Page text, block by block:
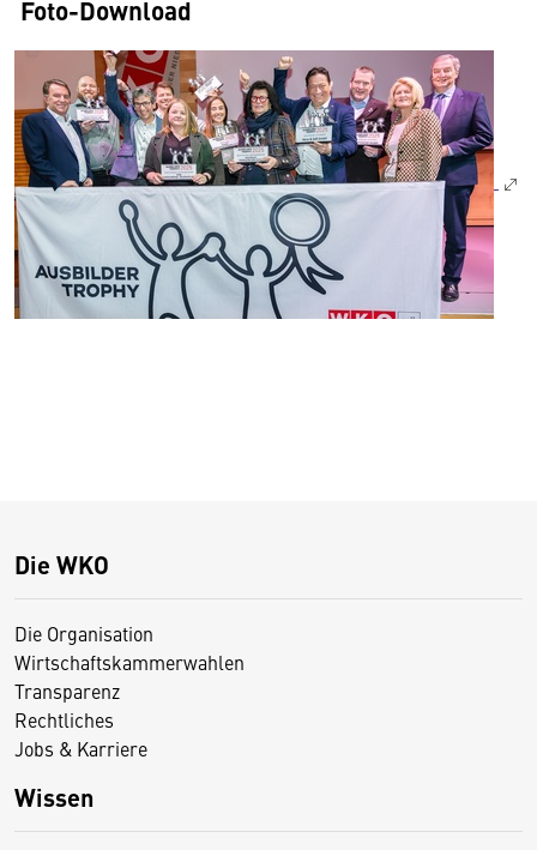
Foto-Download
Die WKO
Die Organisation
Wirtschaftskammerwahlen
Transparenz
Rechtliches
Jobs & Karriere
Wissen